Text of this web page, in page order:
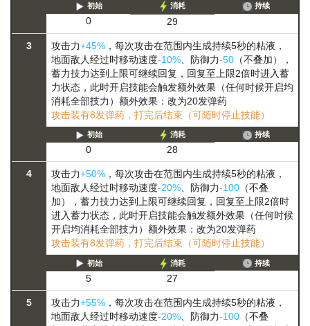
初始
0
消耗
29
持续
3 攻击力+45% ，每次攻击在范围内生成持续5秒的粘液，
地面敌人经过时移动速度-10% 、防御力-50 （不叠加），
蓄力技力达到上限可继续回复，回复至上限2倍时进入蓄
力状态，此时开启技能会触发额外效果（任何时候开启均
消耗全部技力） 额外效果：改为20发弹药
攻击装有8发弹药，打完后结束（可随时停止技能）
初始
0
消耗
28
持续
4 攻击力+50% ，每次攻击在范围内生成持续5秒的粘液，
地面敌人经过时移动速度-20%、防御力-100 （不叠
加）， 蓄力技力达到上限可继续回复，回复至上限2倍时
进入蓄力状态，此时开启技能会触发额外效果（任何时候
开启均消耗全部技力） 额外效果：改为20发弹药
攻击装有8发弹药，打完后结束（可随时停止技能）
初始
5
消耗
27
持续
5 攻击力+55% ，每次攻击在范围内生成持续5秒的粘液，
地面敌人经过时移动速度-20%、防御力-100 （不叠